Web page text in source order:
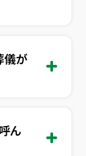
儀が
ん